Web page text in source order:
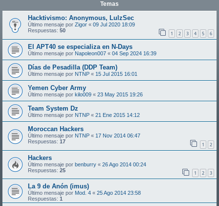
Temas
Hacktivismo: Anonymous, LulzSec
Último mensaje por Zigor « 09 Jul 2020 18:09
Respuestas: 50 1 2 3 4 5 6
El APT40 se especializa en N-Days
Último mensaje por Napoleon007 « 04 Sep 2024 16:39
Días de Pesadilla (DDP Team)
Último mensaje por NTNP « 15 Jul 2015 16:01
Yemen Cyber Army
Último mensaje por kilo009 « 23 May 2015 19:26
Team System Dz
Último mensaje por NTNP « 21 Ene 2015 14:12
Moroccan Hackers
Último mensaje por NTNP « 17 Nov 2014 06:47
Respuestas: 17 1 2
Hackers
Último mensaje por benburry « 26 Ago 2014 00:24
Respuestas: 25 1 2 3
La 9 de Anón (imus)
Último mensaje por Mod. 4 « 25 Ago 2014 23:58
Respuestas: 1